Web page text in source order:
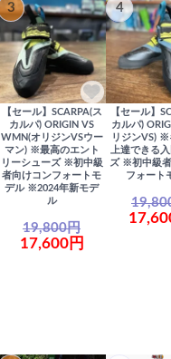
3
【セール】SCARPA(ス
カルパ) ORIGIN VS
WMN(オリジンVSウー
マン) ※最高のエント
リーシューズ ※初中級
者向けコンフォートモ
デル ※2024年新モデ
ル
19,800円
17,600円
4
【セール】
カルパ)
リジンVS) ※
上達できる
ズ ※初中級
フォート